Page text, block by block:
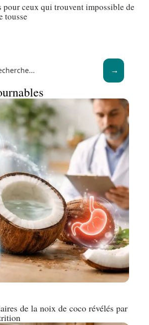
pour ceux qui trouvent impossible de
tousse
de la noix de coco révélés par